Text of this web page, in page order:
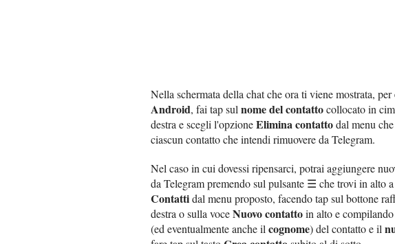
Nella schermata della chat che ora ti viene mostrata, per
Android, fai tap sulnome del contattocollocato in
destra e scegli l'opzioneElimina contattodal menu
ciascun contatto che intendi rimuovere da Telegram.
Nel caso in cui dovessi ripensarci, potrai aggiungere
da Telegram premendo sul pulsante ☰ che trovi in alto
Contattidal menu proposto, facendo tap sul bottone
destra o sulla voceNuovo contattoin alto e
(ed eventualmente anche ilcognome) del contatto e il